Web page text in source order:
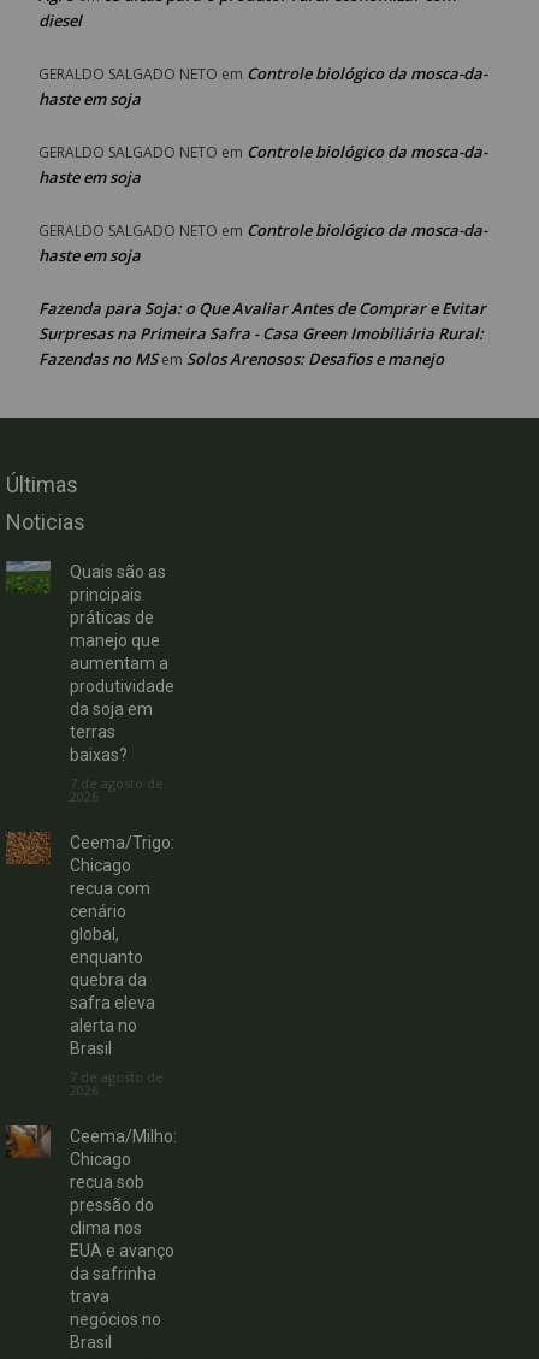
diesel
GERALDO SALGADO NETO em Controle biológico da mosca-da-
haste em soja
GERALDO SALGADO NETO em Controle biológico da mosca-da-
haste em soja
GERALDO SALGADO NETO em Controle biológico da mosca-da-
haste em soja
Fazenda para Soja: o Que Avaliar Antes de Comprar e Evitar
Surpresas na Primeira Safra - Casa Green Imobiliária Rural:
Fazendas no MSem Solos Arenosos: Desafios e manejo
Últimas
Noticias
Quais são as
principais
práticas de
manejo que
aumentam a
produtividade
da soja em
terras
baixas?
7 de agosto de
2026
Ceema/Trigo:
Chicago
recua com
cenário
global,
enquanto
quebra da
safra eleva
alerta no
Brasil
7 de agosto de
2026
Ceema/Milho:
Chicago
recua sob
pressão do
clima nos
EUA e avanço
da safrinha
trava
negócios no
Brasil